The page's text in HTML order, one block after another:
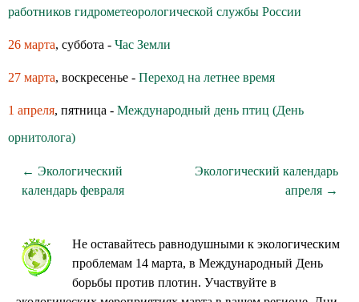
работников гидрометеорологической службы России
26 марта, суббота - Час Земли
27 марта, воскресенье - Переход на летнее время
1 апреля, пятница - Международный день птиц (День
орнитолога)
← Экологический
календарь февраля
Экологический календарь
апреля →
Не оставайтесь равнодушными к экологическим
проблемам 14 марта, в Международный День
борьбы против плотин. Участвуйте в